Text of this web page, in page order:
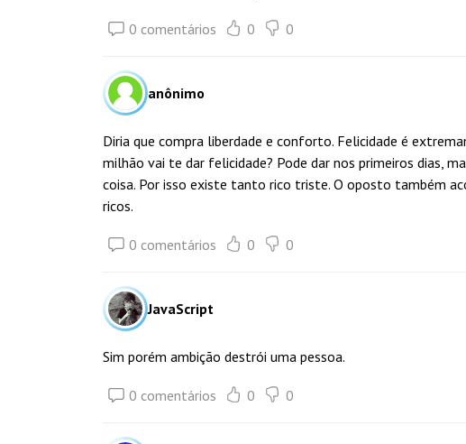
0 comentários 0 0
anônimo
Diria que compra liberdade e conforto. Felicidade é
milhão vai te dar felicidade? Pode dar nos primeiros dias,
coisa. Por isso existe tanto rico triste. O oposto também
ricos.
0 comentários 0 0
JavaScript
Sim porém ambição destrói uma pessoa.
0 comentários 0 0